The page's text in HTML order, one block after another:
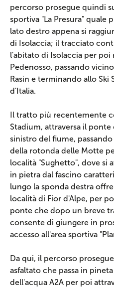
percorso prosegue quindi
sportiva "La Presura" quale
lato destro appena si
di Isolaccia; il tracciato
l'abitato di Isolaccia per poi
Pedenosso, passando
Rasin e terminando allo Ski
d'Italia.
Il tratto più recentemente
Stadium, attraversa il ponte
sinistro del fiume,
della rotonda delle Motte
località "Sughetto", dove si
in pietra dal fascino
lungo la sponda destra
località di Fior d'Alpe, per
ponte che dopo un breve
consente di giungere in
accesso all'area sportiva
Da qui, il percorso
asfaltato che passa in
dell'acqua A2A per poi